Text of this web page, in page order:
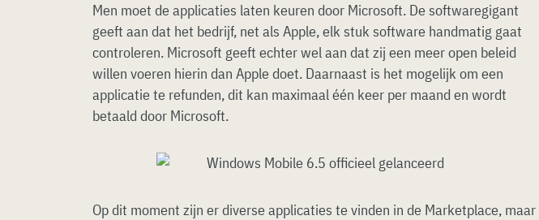
Men moet de applicaties laten keuren door Microsoft. De softwaregigant
geeft aan dat het bedrijf, net als Apple, elk stuk software handmatig gaat
controleren. Microsoft geeft echter wel aan dat zij een meer open beleid
willen voeren hierin dan Apple doet. Daarnaast is het mogelijk om een
applicatie te refunden, dit kan maximaal één keer per maand en wordt
betaald door Microsoft.
Op dit moment zijn er diverse applicaties te vinden in de Marketplace, maar